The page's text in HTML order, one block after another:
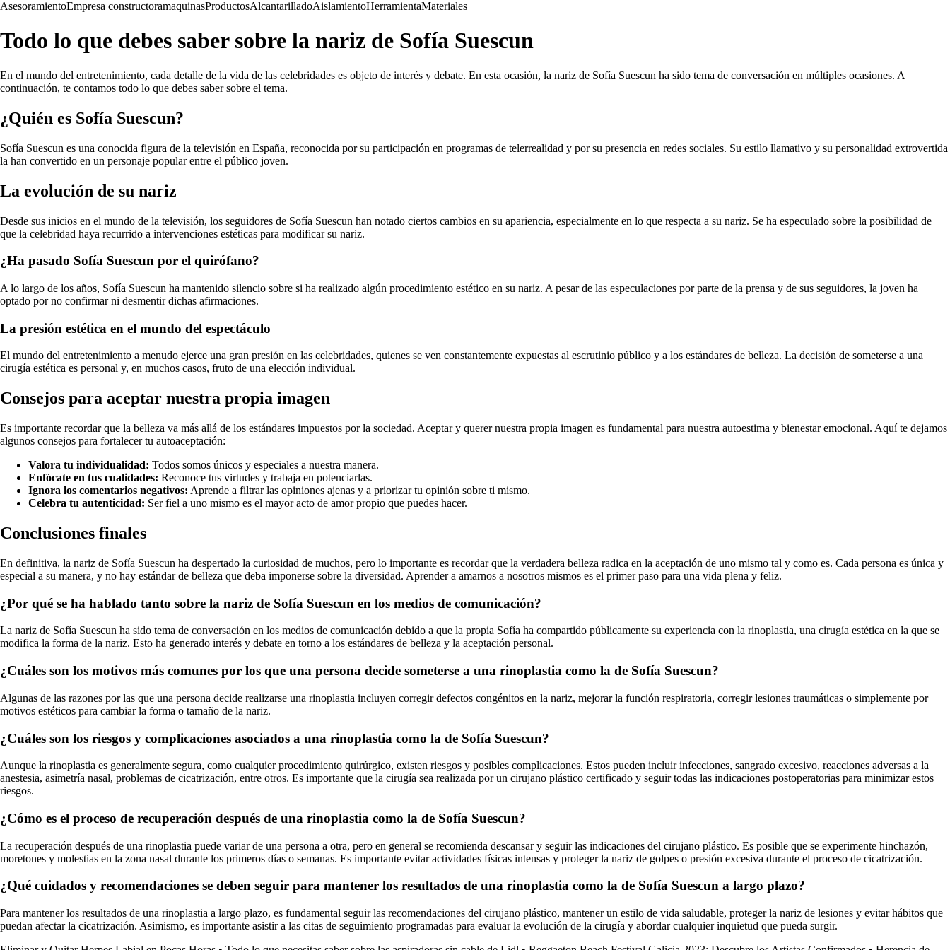
AsesoramientoEmpresa constructoramaquinasProductosAlcantarilladoAislamientoHerramientaMateriales
Todo lo que debes saber sobre la nariz de Sofía Suescun
En el mundo del entretenimiento, cada detalle de la vida de las celebridades es objeto de interés y debate. En esta ocasión, la nariz de Sofía Suescun ha sido tema de conversación en múltiples ocasiones. A
continuación, te contamos todo lo que debes saber sobre el tema.
¿Quién es Sofía Suescun?
Sofía Suescun es una conocida figura de la televisión en España, reconocida por su participación en programas de telerrealidad y por su presencia en redes sociales. Su estilo llamativo y su personalidad extrovertida
la han convertido en un personaje popular entre el público joven.
La evolución de su nariz
Desde sus inicios en el mundo de la televisión, los seguidores de Sofía Suescun han notado ciertos cambios en su apariencia, especialmente en lo que respecta a su nariz. Se ha especulado sobre la posibilidad de
que la celebridad haya recurrido a intervenciones estéticas para modificar su nariz.
¿Ha pasado Sofía Suescun por el quirófano?
A lo largo de los años, Sofía Suescun ha mantenido silencio sobre si ha realizado algún procedimiento estético en su nariz. A pesar de las especulaciones por parte de la prensa y de sus seguidores, la joven ha
optado por no confirmar ni desmentir dichas afirmaciones.
La presión estética en el mundo del espectáculo
El mundo del entretenimiento a menudo ejerce una gran presión en las celebridades, quienes se ven constantemente expuestas al escrutinio público y a los estándares de belleza. La decisión de someterse a una
cirugía estética es personal y, en muchos casos, fruto de una elección individual.
Consejos para aceptar nuestra propia imagen
Es importante recordar que la belleza va más allá de los estándares impuestos por la sociedad. Aceptar y querer nuestra propia imagen es fundamental para nuestra autoestima y bienestar emocional. Aquí te dejamos
algunos consejos para fortalecer tu autoaceptación:
Valora tu individualidad: Todos somos únicos y especiales a nuestra manera.
Enfócate en tus cualidades: Reconoce tus virtudes y trabaja en potenciarlas.
Ignora los comentarios negativos: Aprende a filtrar las opiniones ajenas y a priorizar tu opinión sobre ti mismo.
Celebra tu autenticidad: Ser fiel a uno mismo es el mayor acto de amor propio que puedes hacer.
Conclusiones finales
En definitiva, la nariz de Sofía Suescun ha despertado la curiosidad de muchos, pero lo importante es recordar que la verdadera belleza radica en la aceptación de uno mismo tal y como es. Cada persona es única y
especial a su manera, y no hay estándar de belleza que deba imponerse sobre la diversidad. Aprender a amarnos a nosotros mismos es el primer paso para una vida plena y feliz.
¿Por qué se ha hablado tanto sobre la nariz de Sofía Suescun en los medios de comunicación?
La nariz de Sofía Suescun ha sido tema de conversación en los medios de comunicación debido a que la propia Sofía ha compartido públicamente su experiencia con la rinoplastia, una cirugía estética en la que se
modifica la forma de la nariz. Esto ha generado interés y debate en torno a los estándares de belleza y la aceptación personal.
¿Cuáles son los motivos más comunes por los que una persona decide someterse a una rinoplastia como la de Sofía Suescun?
Algunas de las razones por las que una persona decide realizarse una rinoplastia incluyen corregir defectos congénitos en la nariz, mejorar la función respiratoria, corregir lesiones traumáticas o simplemente por
motivos estéticos para cambiar la forma o tamaño de la nariz.
¿Cuáles son los riesgos y complicaciones asociados a una rinoplastia como la de Sofía Suescun?
Aunque la rinoplastia es generalmente segura, como cualquier procedimiento quirúrgico, existen riesgos y posibles complicaciones. Estos pueden incluir infecciones, sangrado excesivo, reacciones adversas a la
anestesia, asimetría nasal, problemas de cicatrización, entre otros. Es importante que la cirugía sea realizada por un cirujano plástico certificado y seguir todas las indicaciones postoperatorias para minimizar estos
riesgos.
¿Cómo es el proceso de recuperación después de una rinoplastia como la de Sofía Suescun?
La recuperación después de una rinoplastia puede variar de una persona a otra, pero en general se recomienda descansar y seguir las indicaciones del cirujano plástico. Es posible que se experimente hinchazón,
moretones y molestias en la zona nasal durante los primeros días o semanas. Es importante evitar actividades físicas intensas y proteger la nariz de golpes o presión excesiva durante el proceso de cicatrización.
¿Qué cuidados y recomendaciones se deben seguir para mantener los resultados de una rinoplastia como la de Sofía Suescun a largo plazo?
Para mantener los resultados de una rinoplastia a largo plazo, es fundamental seguir las recomendaciones del cirujano plástico, mantener un estilo de vida saludable, proteger la nariz de lesiones y evitar hábitos que
puedan afectar la cicatrización. Asimismo, es importante asistir a las citas de seguimiento programadas para evaluar la evolución de la cirugía y abordar cualquier inquietud que pueda surgir.